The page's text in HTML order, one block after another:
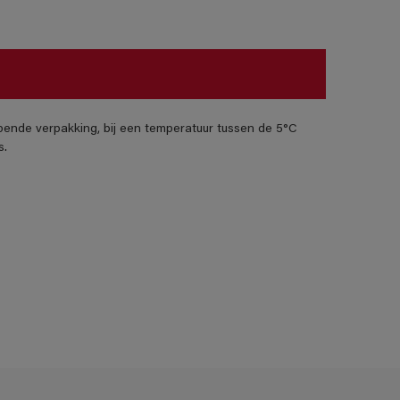
verpakking, bij een temperatuur tussen de 5°C